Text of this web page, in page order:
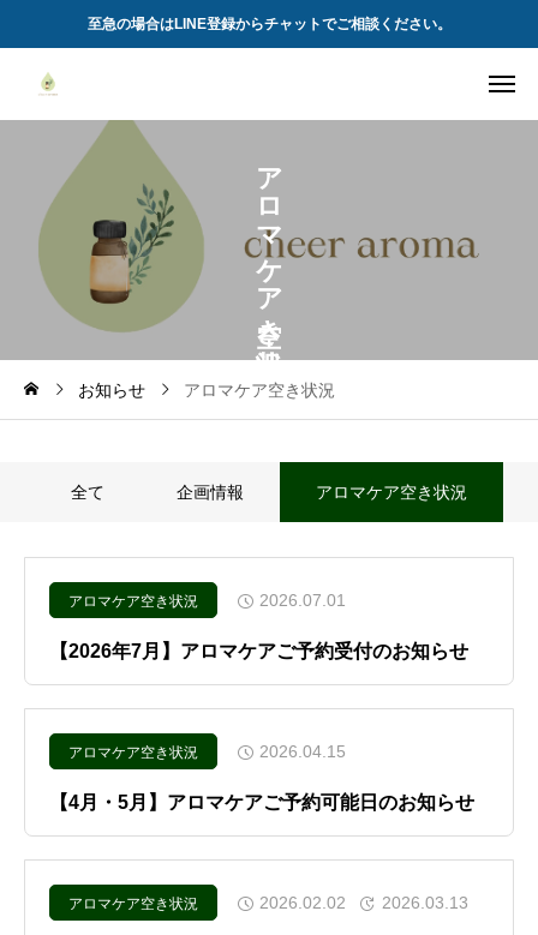
至急の場合はLINE登録からチャットでご相談ください。
ア
ロ
マ
ケ
ア
き
お知らせ アロマケア空き状況
全て 企画情報 アロマケア空き状況
アロマケア空き状況 2026.07.01
【2026年7月】アロマケアご予約受付のお知らせ
アロマケア空き状況 2026.04.15
【4月・5月】アロマケアご予約可能日のお知らせ
アロマケア空き状況 2026.02.02 2026.03.13